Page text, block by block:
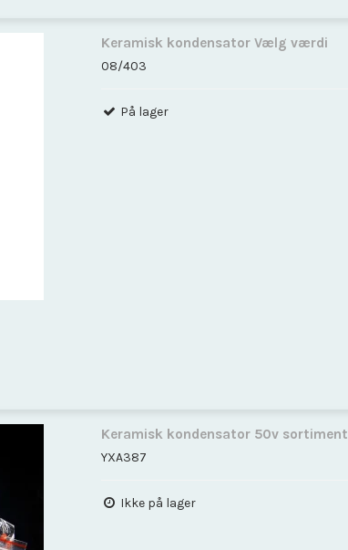
Keramisk kondensator Vælg værdi
08/403
På lager
Keramisk kondensator 50v sortiment
YXA387
Ikke på lager